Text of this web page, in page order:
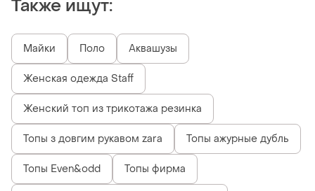
Также ищут:
Майки Поло Аквашузы
Женская одежда Staff
Женский топ из трикотажа резинка
Топы з довгим рукавом zara Топы ажурные дубль
Топы Even&odd Топы фирма